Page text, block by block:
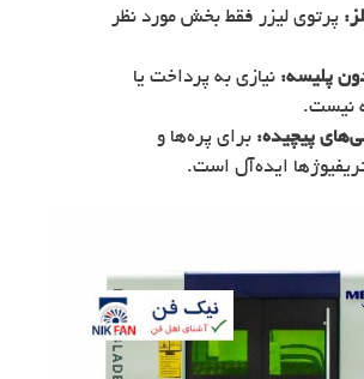
پرتوی لیزر فقط بخش مورد نظر
پلیسه: نیازی به پرداخت یا
نیست.
پیچیده: برای پره‌ها و
ایده‌آل است.